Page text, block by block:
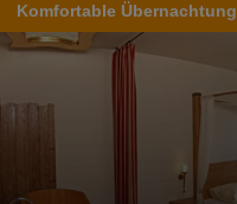
Komfortable Übernachtung